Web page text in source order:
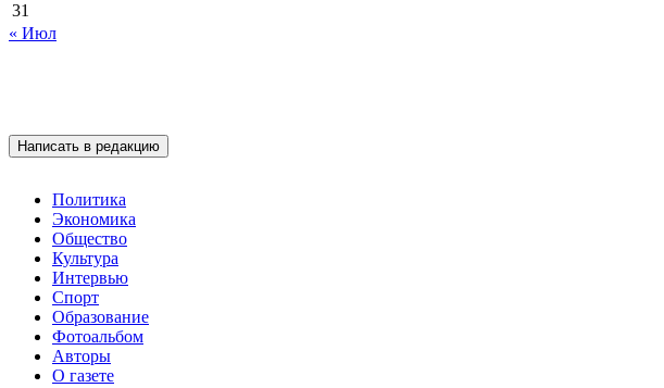
31
« Июл
Написать в редакцию
Политика
Экономика
Общество
Культура
Интервью
Спорт
Образование
Фотоальбом
Авторы
О газете